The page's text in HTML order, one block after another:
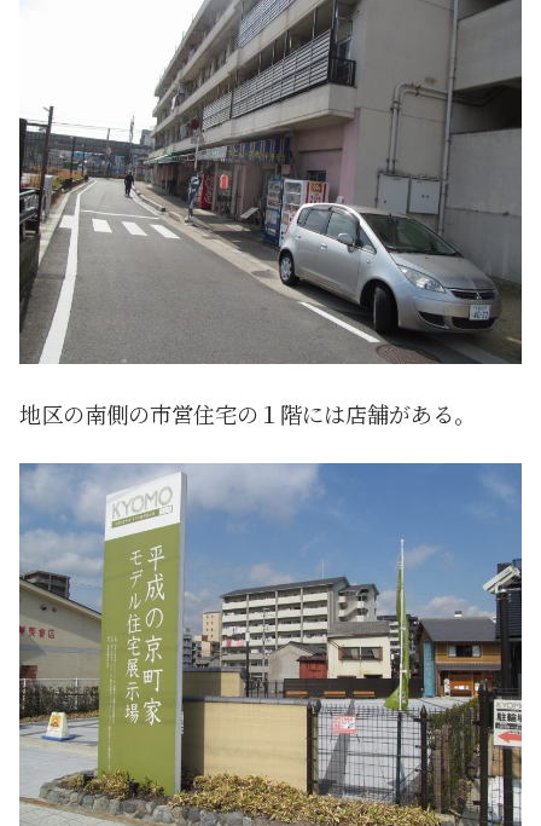
地区の南側の市営住宅の１階には店舗がある。